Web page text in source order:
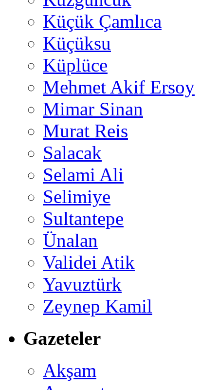
Küçük Çamlıca
Küçüksu
Küplüce
Mehmet Akif Ersoy
Mimar Sinan
Murat Reis
Salacak
Selami Ali
Selimiye
Sultantepe
Ünalan
Validei Atik
Yavuztürk
Zeynep Kamil
Gazeteler
Akşam